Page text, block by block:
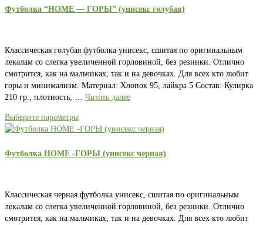
Футболка “HOME — ГОРЫ” (унисекс голубая)
Классическая голубая футболка унисекс, сшитая по оригинальным
лекалам со слегка увеличенной горловиной, без резинки. Отлично
смотрится, как на мальчиках, так и на девочках. Для всех кто любит
горы и минимализм. Материал: Хлопок 95, лайкра 5 Состав: Кулирка
210 гр., плотность, … Читать далее
Выберите параметры
Футболка HOME -ГОРЫ (унисекс черная)
Классическая черная футболка унисекс, сшитая по оригинальным
лекалам со слегка увеличенной горловиной, без резинки. Отлично
смотрится, как на мальчиках, так и на девочках. Для всех кто любит